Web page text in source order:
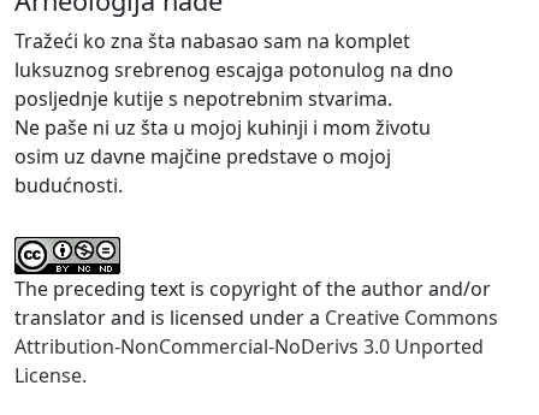
Tražeći ko zna šta nabasao sam na komplet
luksuznog srebrenog escajga potonulog na dno
posljednje kutije s nepotrebnim stvarima.
Ne paše ni uz šta u mojoj kuhinji i mom životu
osim uz davne majčine predstave o mojoj
budućnosti.
The preceding text is copyright of the author and/or
translator and is licensed under a Creative Commons
Attribution-NonCommercial-NoDerivs 3.0 Unported
License.